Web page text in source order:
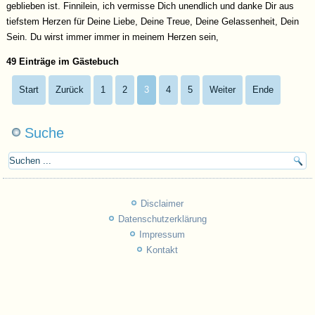
geblieben ist. Finnilein, ich vermisse Dich unendlich und danke Dir aus
tiefstem Herzen für Deine Liebe, Deine Treue, Deine Gelassenheit, Dein
Sein. Du wirst immer immer in meinem Herzen sein,
49 Einträge im Gästebuch
Start Zurück 1 2 3 4 5 Weiter Ende
Suche
Disclaimer
Datenschutzerklärung
Impressum
Kontakt